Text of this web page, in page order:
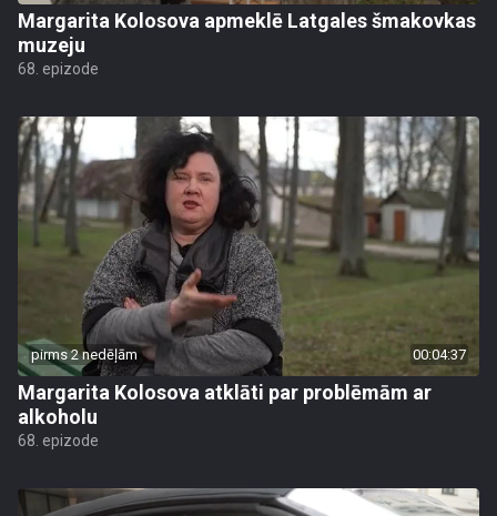
Margarita Kolosova apmeklē Latgales šmakovkas
muzeju
68. epizode
pirms 2 nedēļām 00:04:37
Margarita Kolosova atklāti par problēmām ar
alkoholu
68. epizode